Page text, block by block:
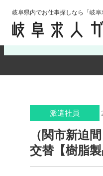
岐阜県内でお仕事探しなら「岐
検索条件の確
派遣社員
（関市新迫
交替【樹脂